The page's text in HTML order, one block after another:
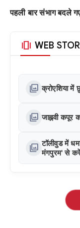
पहली बार संभाग बदले
amp_stories WEB
photo_library क्रोएशिया में
photo_library जाह्नवी
photo_library टॉलीवुड में
मंगपुरम' से